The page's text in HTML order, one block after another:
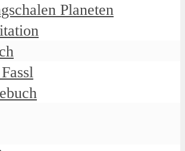
Planeten